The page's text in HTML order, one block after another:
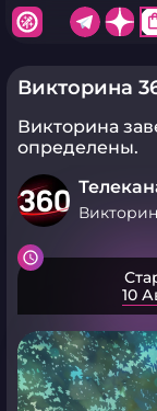
Викторина
Викторина
определены.
10